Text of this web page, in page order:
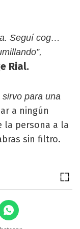
Seguí cog…
Rial.
para una
a ningún
la persona a la
sin filtro.